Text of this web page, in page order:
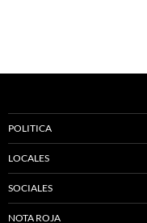
POLITICA
LOCALES
SOCIALES
NOTA ROJA